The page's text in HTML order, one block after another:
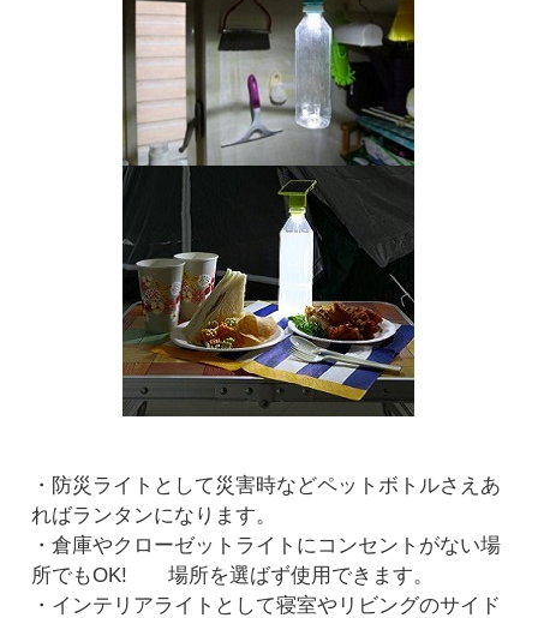
・防災ライトとして災害時などペットボトルさえあ
ればランタンになります。
・倉庫やクローゼットライトにコンセントがない場
所でもOK! 場所を選ばず使用できます。
・インテリアライトとして寝室やリビングのサイド